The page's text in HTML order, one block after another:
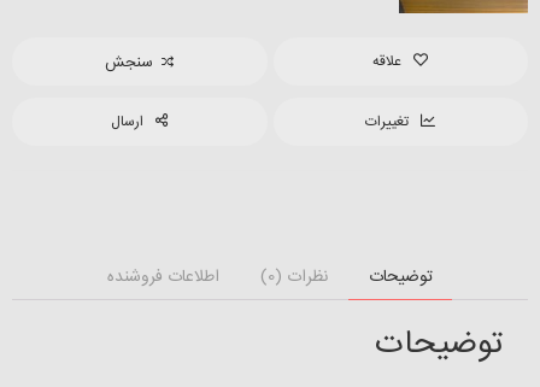
علاقه سنجش
تغییرات ارسال
توضیحات نظرات (0) اطلاعات فروشنده
توضیحات